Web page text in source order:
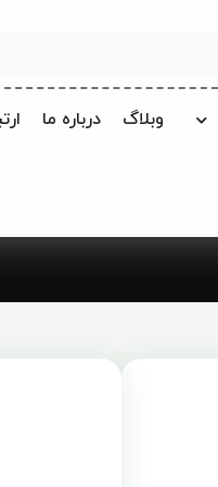
وبلاگ درباره ما